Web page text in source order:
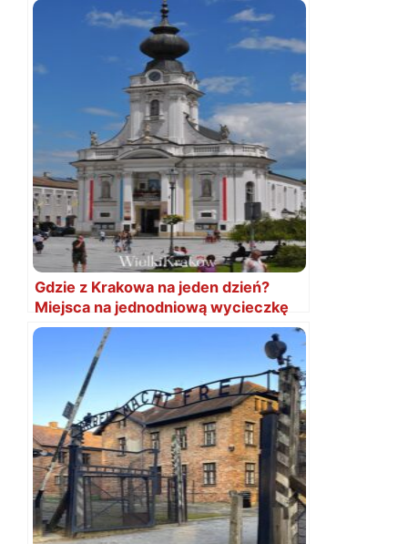
Gdzie z Krakowa na jeden dzień?
Miejsca na jednodniową wycieczkę